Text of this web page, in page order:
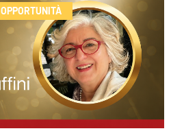
OPPORTUNITÀ